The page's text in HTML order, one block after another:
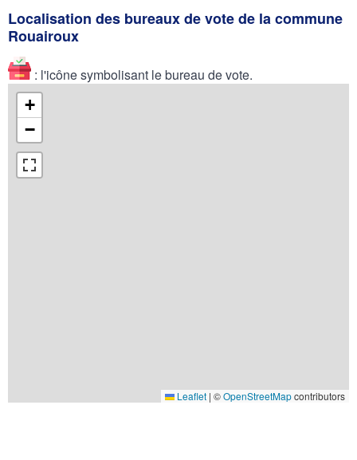
Localisation des bureaux de vote de la commune
Rouairoux
: l'icône symbolisant le bureau de vote.
+
−
Leaflet | ©OpenStreetMapcontributors